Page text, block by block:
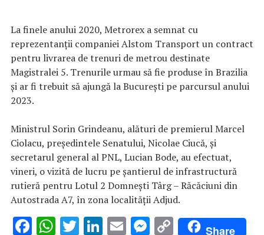
La finele anului 2020, Metrorex a semnat cu
reprezentanţii companiei Alstom Transport un contract
pentru livrarea de trenuri de metrou destinate
Magistralei 5. Trenurile urmau să fie produse în Brazilia
şi ar fi trebuit să ajungă la Bucureşti pe parcursul anului
2023.
Ministrul Sorin Grindeanu, alături de premierul Marcel
Ciolacu, preşedintele Senatului, Nicolae Ciucă, şi
secretarul general al PNL, Lucian Bode, au efectuat,
vineri, o vizită de lucru pe şantierul de infrastructură
rutieră pentru Lotul 2 Domneşti Târg – Răcăciuni din
Autostrada A7, în zona localităţii Adjud.
F W T Li E M C Share